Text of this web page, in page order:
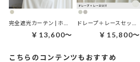
￥13,600～ ￥15,800～
こちらのコンテンツもおすすめ